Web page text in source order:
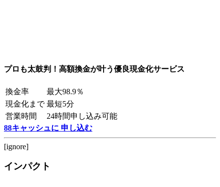
プロも太鼓判！高額換金が叶う優良現金化サービス
換金率
最大98.9％
現金化まで 最短5分
営業時間
24時間申し込み可能
88キャッシュに 申し込む
[ignore]
インパクト